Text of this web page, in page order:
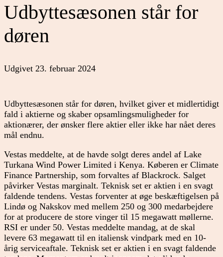
Udbyttesæsonen står for
døren
Udgivet 23. februar 2024
Udbyttesæsonen står for døren, hvilket giver et midlertidigt
fald i aktierne og skaber opsamlingsmuligheder for
aktionærer, der ønsker flere aktier eller ikke har nået deres
mål endnu.
Vestas meddelte, at de havde solgt deres andel af Lake
Turkana Wind Power Limited i Kenya. Køberen er Climate
Finance Partnership, som forvaltes af Blackrock. Salget
påvirker Vestas marginalt. Teknisk set er aktien i en svagt
faldende tendens. Vestas forventer at øge beskæftigelsen på
Lindø og Nakskov med mellem 250 og 300 medarbejdere
for at producere de store vinger til 15 megawatt møllerne.
RSI er under 50. Vestas meddelte mandag, at de skal
levere 63 megawatt til en italiensk vindpark med en 10-
årig serviceaftale. Teknisk set er aktien i en svagt faldende